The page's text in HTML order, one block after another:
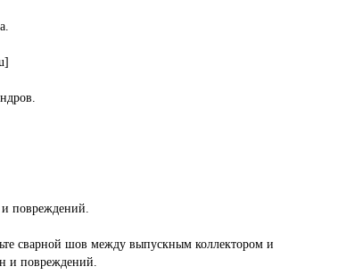
и повреждений.
сварной шов между выпускным коллектором и
и повреждений.